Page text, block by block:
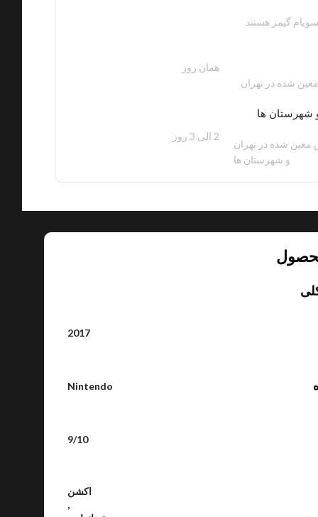
گیمز هستند
شده در تهران
همان روز
شهرستان ها
شده در تهران
و شهرستان ها
2 الی 3 روز
2017
Nintendo
9/10
اکشن
,